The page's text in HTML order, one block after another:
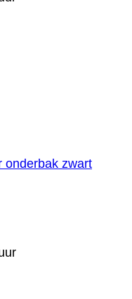
onderbak zwart